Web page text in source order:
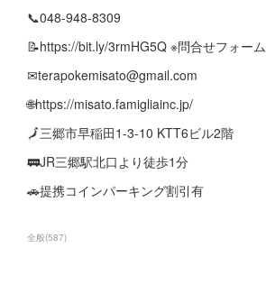
📞048-948-8309
📝https://bit.ly/3rmHG5Q ※問合せフォーム
✉terapokemisato@gmail.com
🌐https://misato.famigliainc.jp/
🗾三郷市早稲田1-3-10 KTT6ビル2階
🚃JR三郷駅北口より徒歩1分
🚗提携コインパーキング割引有
全般(587)